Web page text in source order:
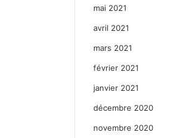
mai 2021
avril 2021
mars 2021
février 2021
janvier 2021
décembre 2020
novembre 2020